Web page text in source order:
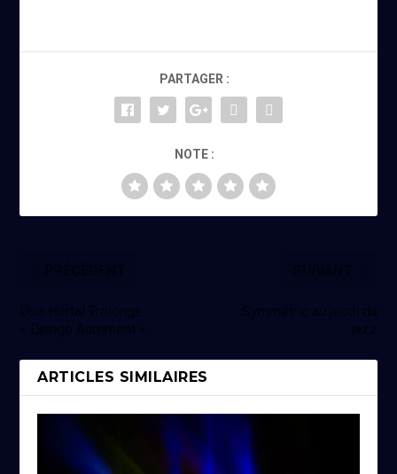
PARTAGER :
NOTE :
Duo Hortal Trolonge
« Django Aurement »
Symmétric au jeudi du
jazz
ARTICLES SIMILAIRES